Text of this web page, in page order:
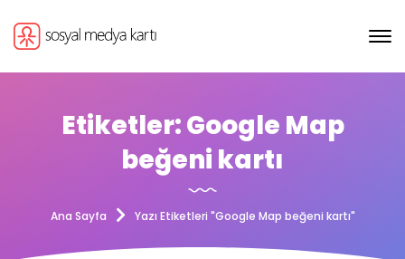
Etiketler: Google Map
beğeni kartı
Ana Sayfa Yazı Etiketleri "Google Map beğeni kartı"